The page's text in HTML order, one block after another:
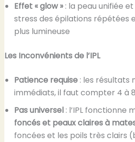
Effet « glow »: la peau unifiée
stress des épilations répétées
plus lumineuse
Les Inconvénients de l’IPL
Patience requise: les résultats
immédiats, il faut compter 4 à
Pas universel: l’IPL fonctionne
foncés et peaux claires à
foncées et les poils très clairs